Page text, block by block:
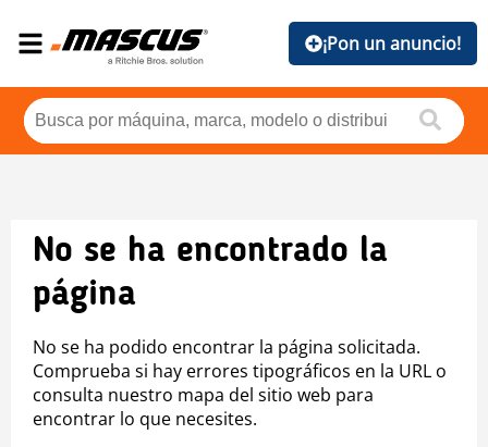
¡Pon un anuncio!
No se ha encontrado la
página
No se ha podido encontrar la página solicitada.
Comprueba si hay errores tipográficos en la URL o
consulta nuestro mapa del sitio web para
encontrar lo que necesites.